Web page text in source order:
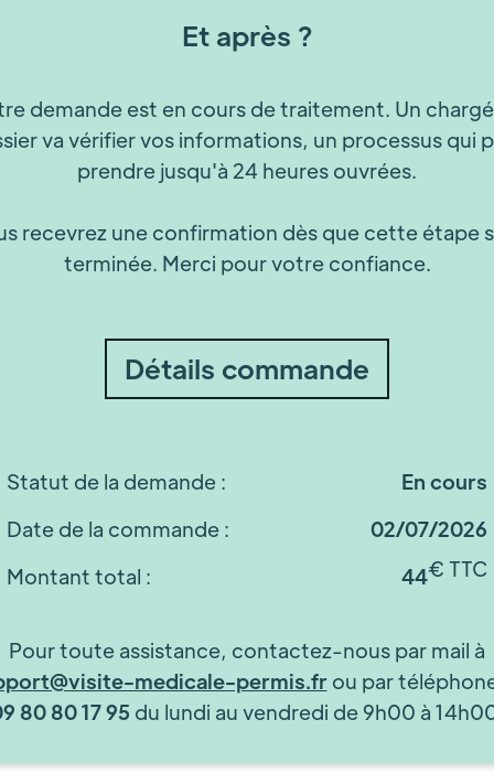
Et après ?
demande est en cours de traitement. Un
va vérifier vos informations, un processus qui
prendre jusqu'à 24 heures ouvrées.
recevrez une confirmation dès que cette étape
terminée. Merci pour votre confiance.
Détails commande
Statut de la demande :
En cours
Date de la commande :
02/07/2026
Montant total :
44€ TTC
Pour toute assistance, contactez-nous par mail à
medicale-permis.frou par
80 80 17 95 du lundi au vendredi de 9h00 à